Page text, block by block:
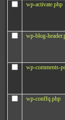
wp-activate.php
wp-blog-
wp-comments-
wp-conffq.php